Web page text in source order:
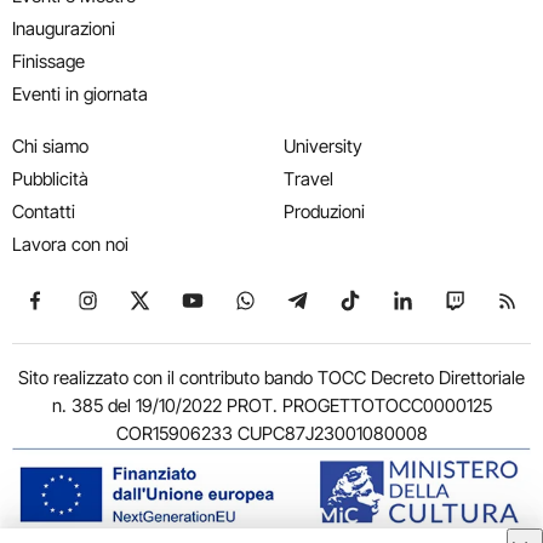
Inaugurazioni
Finissage
Eventi in giornata
Chi siamo
Pubblicità
Contatti
Lavora con noi
University
Travel
Produzioni
Seguici su Facebook
Seguici su Instagram
Seguici su X
Seguici su YouTube
Seguici su WhatsApp
Seguici su Telegram
Seguici su TikTok
Seguici su
Seguici
Sito realizzato con il contributo bando TOCC Decreto Direttoriale
n. 385 del 19/10/2022 PROT. PROGETTOTOCC0000125
COR15906233 CUPC87J23001080008